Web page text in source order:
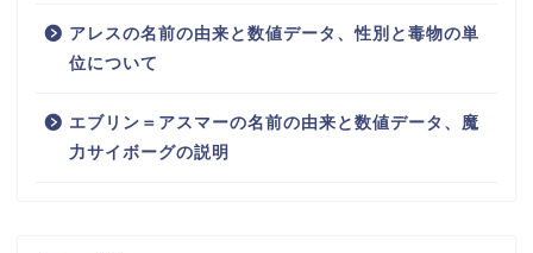
アレスの名前の由来と数値データ、性別と毒物の単
位について
エブリン＝アスマーの名前の由来と数値データ、魔
力サイボーグの説明